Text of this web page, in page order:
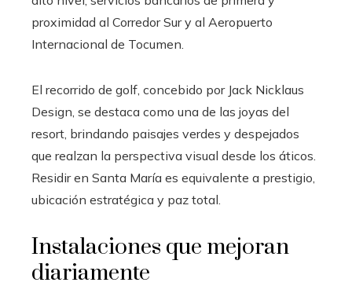
proximidad al Corredor Sur y al Aeropuerto
Internacional de Tocumen.
El recorrido de golf, concebido por Jack Nicklaus
Design, se destaca como una de las joyas del
resort, brindando paisajes verdes y despejados
que realzan la perspectiva visual desde los áticos.
Residir en Santa María es equivalente a prestigio,
ubicación estratégica y paz total.
Instalaciones que mejoran
diariamente